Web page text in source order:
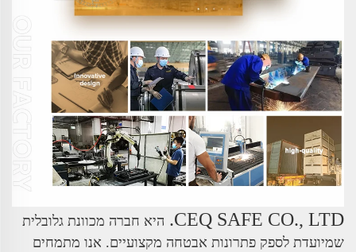
CEQ SAFE CO., LTD.
היא חברה מכוונת גלובלית
שמיועדת לספק פתרונות אבטחה מקצועיים. אנו מתמחים